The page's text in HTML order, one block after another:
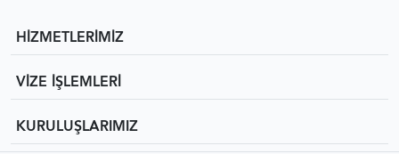
HİZMETLERİMİZ
VİZE İŞLEMLERİ
KURULUŞLARIMIZ